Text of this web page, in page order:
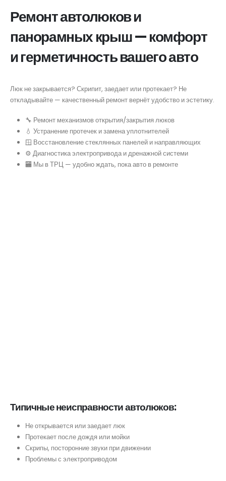
Ремонт автолюков и
панорамных крыш — комфорт
и герметичность вашего авто
Люк не закрывается? Скрипит, заедает или протекает? Не
откладывайте — качественный ремонт вернёт удобство и эстетику.
🔧 Ремонт механизмов открытия/закрытия люков
💧 Устранение протечек и замена уплотнителей
🪟 Восстановление стеклянных панелей и направляющих
⚙ Диагностика электропривода и дренажной системи
🏧 Мы в ТРЦ — удобно ждать, пока авто в ремонте
Типичные неисправности автолюков:
Не открывается или заедает люк
Протекает после дождя или мойки
Скрипы, посторонние звуки при движении
Проблемы с электроприводом